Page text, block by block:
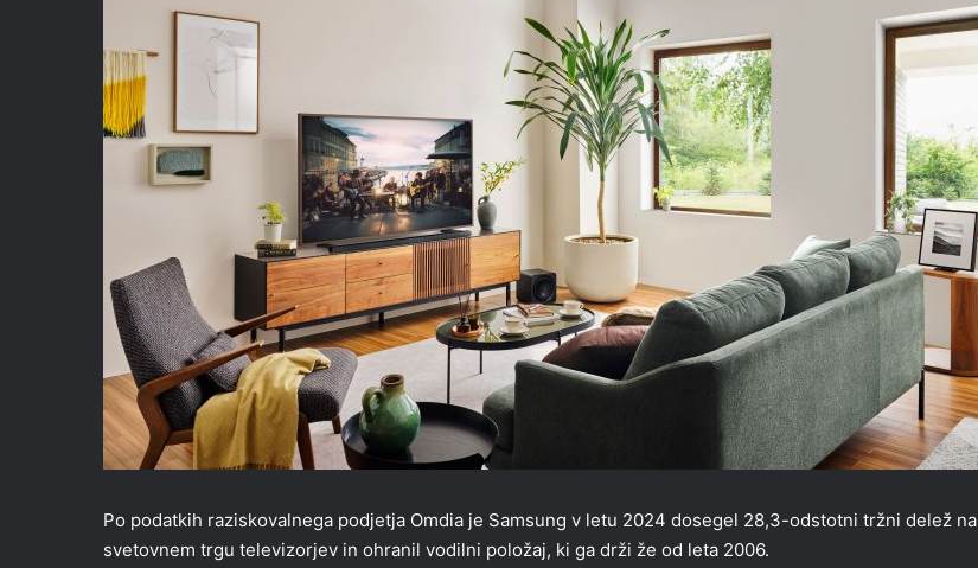
Po podatkih raziskovalnega podjetja Omdia je Samsung v letu 2024 dosegel 28,3-odstotni tržni delež na
svetovnem trgu televizorjev in ohranil vodilni položaj, ki ga drži že od leta 2006.